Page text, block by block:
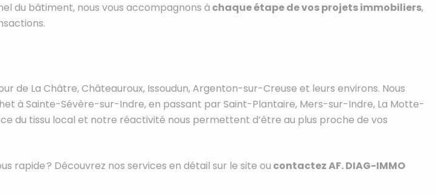
du bâtiment, nous vous accompagnons à chaque étape de vos projets immobiliers,
de La Châtre, Châteauroux, Issoudun, Argenton-sur-Creuse et leurs environs. Nous
à Sainte-Sévère-sur-Indre, en passant par Saint-Plantaire, Mers-sur-Indre, La Motte-
du tissu local et notre réactivité nous permettent d’être au plus proche de vos
rapide ? Découvrez nos services en détail sur le site ou contactez AF. DIAG-IMMO